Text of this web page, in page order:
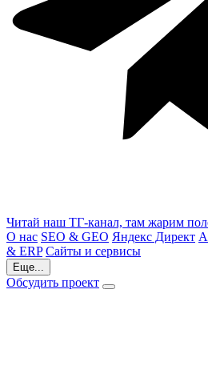
Читай наш ТГ-канал, там жарим
О нас SEO & GEO Яндекс Директ
& ERP Сайты и сервисы
Еще...
Обсудить проект